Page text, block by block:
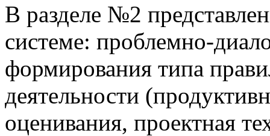
В разделе №2
системе: проблемно-
формирования типа
деятельности
оценивания, проектная